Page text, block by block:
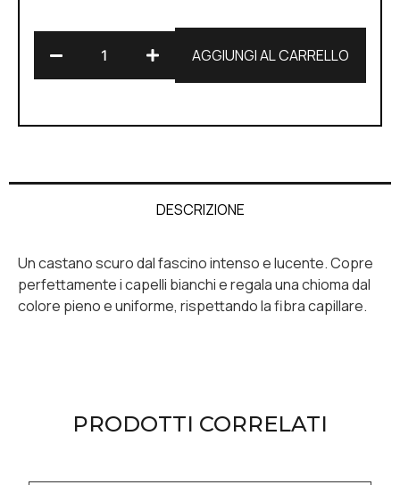
AGGIUNGI AL CARRELLO
DESCRIZIONE
Un castano scuro dal fascino intenso e lucente. Copre
perfettamente i capelli bianchi e regala una chioma dal
colore pieno e uniforme, rispettando la fibra capillare.
PRODOTTI CORRELATI